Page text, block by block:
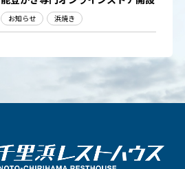
お知らせ 浜焼き